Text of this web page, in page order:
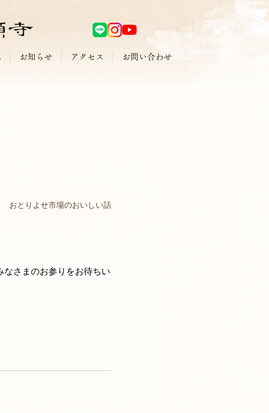
お知らせ アクセス お問い合わせ
おとりよせ市場のおいしい話
さまのお参りをお待ちい